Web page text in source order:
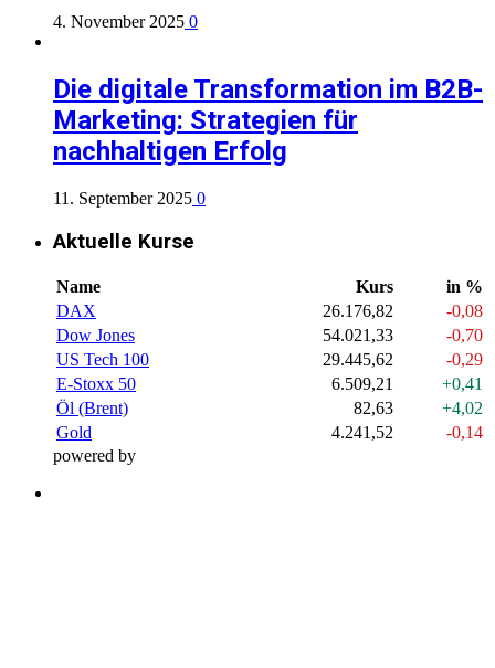
4. November 2025 0
Die digitale Transformation im B2B-
Marketing: Strategien für
nachhaltigen Erfolg
11. September 2025 0
Aktuelle Kurse
Name Kurs
in %
DAX
26.176,82
-0,08
Dow Jones
54.021,33
-0,70
US Tech 100
29.445,62
-0,29
E-Stoxx 50
6.509,21
+0,41
Öl (Brent)
82,63
+4,02
Gold
4.241,52
-0,14
powered by